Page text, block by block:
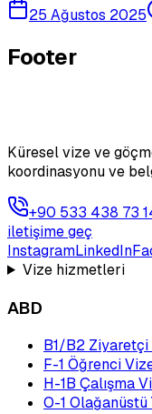
25 Ağustos 2025
Footer
Küresel vize ve
koordinasyonu ve
+90 533 438 73
iletişime geç
InstagramLinkedIn
Vize hizmetleri
ABD
B1/B2 Ziyaretçi
F-1 Öğrenci
H-1B Çalışma
O-1 Olağanüstü